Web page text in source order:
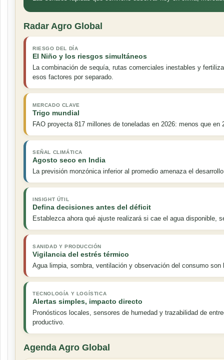
Radar Agro Global
RIESGO DEL DÍA
El Niño y los riesgos simultáneos
La combinación de sequía, rutas comerciales inestables y
esos factores por separado.
MERCADO CLAVE
Trigo mundial
FAO proyecta 817 millones de toneladas en 2026: menos que
SEÑAL CLIMÁTICA
Agosto seco en India
La previsión monzónica inferior al promedio amenaza el
INSIGHT ÚTIL
Defina decisiones antes del déficit
Establezca ahora qué ajuste realizará si cae el agua disponible,
SANIDAD Y PRODUCCIÓN
Vigilancia del estrés térmico
Agua limpia, sombra, ventilación y observación del consumo
TECNOLOGÍA Y LOGÍSTICA
Alertas simples, impacto directo
Pronósticos locales, sensores de humedad y trazabilidad de
productivo.
Agenda Agro Global